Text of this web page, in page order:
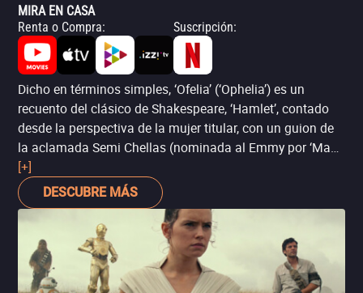
MIRA EN CASA
Renta o Compra: Suscripción:
Dicho en términos simples, ‘Ofelia’ (‘Ophelia’) es un
recuento del clásico de Shakespeare, ‘Hamlet’, contado
desde la perspectiva de la mujer titular, con un guion de
la aclamada Semi Chellas (nominada al Emmy por ‘Mad
Men’) y dirección de Claire McCarthy (‘Las luminarias’).
Con un gran elenco liderado por Daisy Ridley (‘Star Wars:
El despertar de la Fuerza’), Naomi Watts (‘Lo imposible’),
Clive Owen (‘Niños del hombre’), George MacKay (‘La
verdadera historia de Ned Kelly’) y Tom Felton (‘Harry
Potter’), se trata de una película con algunas fallas
argumentales, pero cuyo enfoque a través de la lente
[+]
DESCUBRE MÁS